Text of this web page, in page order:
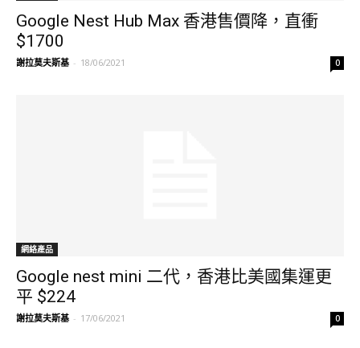
Google Nest Hub Max 香港售價降，直衝
$1700
謝拉莫夫斯基 - 18/06/2021 0
網絡產品
Google nest mini 二代，香港比美國集運更
平 $224
謝拉莫夫斯基 - 17/06/2021 0